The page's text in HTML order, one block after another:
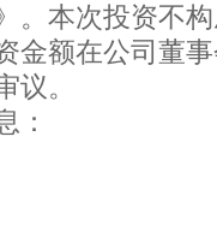
。本次投资不
金额在公司董
议。
：